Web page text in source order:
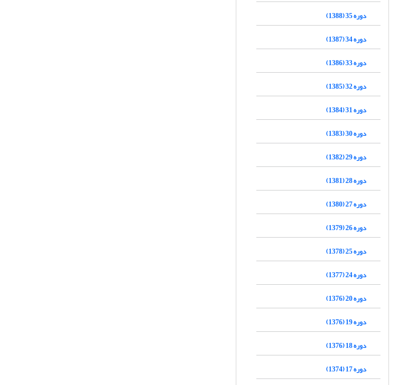
دوره 35 (1388)
دوره 34 (1387)
دوره 33 (1386)
دوره 32 (1385)
دوره 31 (1384)
دوره 30 (1383)
دوره 29 (1382)
دوره 28 (1381)
دوره 27 (1380)
دوره 26 (1379)
دوره 25 (1378)
دوره 24 (1377)
دوره 20 (1376)
دوره 19 (1376)
دوره 18 (1376)
دوره 17 (1374)